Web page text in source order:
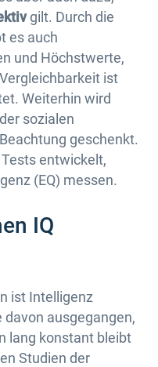
gilt. Durch die
es auch
und Höchstwerte,
ist
Weiterhin wird
sozialen
geschenkt.
entwickelt,
(EQ) messen.
IQ
ist Intelligenz
ausgegangen,
lang konstant bleibt
Studien der